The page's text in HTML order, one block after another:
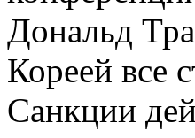
Дональд
Кореей все
Санкции